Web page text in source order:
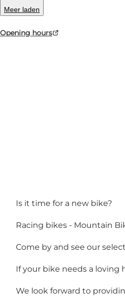
Meer laden
Opening hours
Foto: Cykelservice Gråsten
Is it time for a new bike?
Racing bikes - Mountain
Come by and see our
If your bike needs a loving
We look forward to